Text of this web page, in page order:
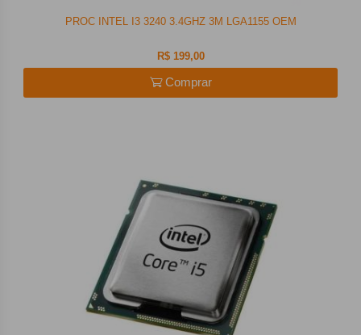
PROC INTEL I3 3240 3.4GHZ 3M LGA1155 OEM
R$ 199,00
Comprar